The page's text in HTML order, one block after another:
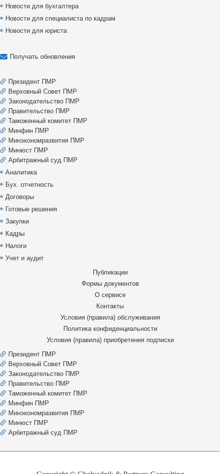
Новости для бухгалтера
Новости для специалиста по кадрам
Новости для юриста
Получать обновления
Президент ПМР
Верховный Совет ПМР
Законодательство ПМР
Правительство ПМР
Таможенный комитет ПМР
Минфин ПМР
Минэкономразвития ПМР
Минюст ПМР
Арбитражный суд ПМР
Аналитика
Бух. отчетность
Договоры
Готовые решения
Закупки
Кадры
Налоги
Учет и аудит
Публикации
Формы документов
О сервисе
Контакты
Условия (правила) обслуживания
Политика конфиденциальности
Условия (правила) приобретения подписки
Президент ПМР
Верховный Совет ПМР
Законодательство ПМР
Правительство ПМР
Таможенный комитет ПМР
Минфин ПМР
Минэкономразвития ПМР
Минюст ПМР
Арбитражный суд ПМР